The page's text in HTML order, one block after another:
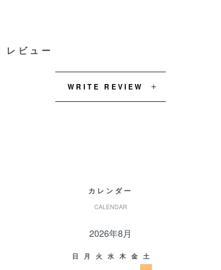
レビュー
WRITE REVIEW
カレンダー
CALENDAR
2026年8月
日 月 火 水 木 金
土